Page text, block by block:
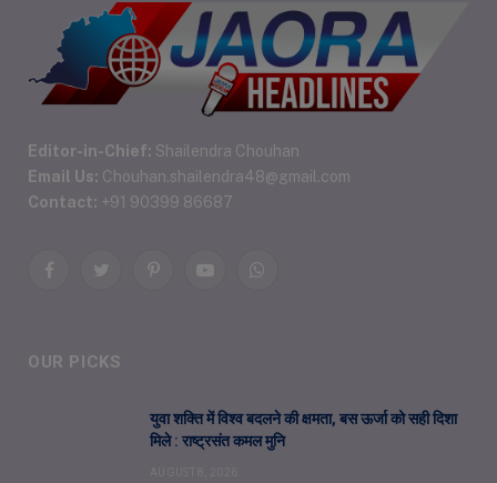
Editor-in-Chief: Shailendra Chouhan
Email Us: Chouhan.shailendra48@gmail.com
Contact: +91 90399 86687
FacebookTwitterPinterestYouTubeWhatsApp
OUR PICKS
युवा शक्ति में विश्व बदलने की क्षमता, बस ऊर्जा को सही दिशा
मिले : राष्ट्रसंत कमल मुनि